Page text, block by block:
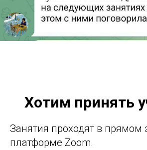
Хотим принять
Занятия проходят в прямом
платформе Zoom.